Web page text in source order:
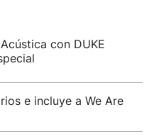
con DUKE
e incluye a We Are